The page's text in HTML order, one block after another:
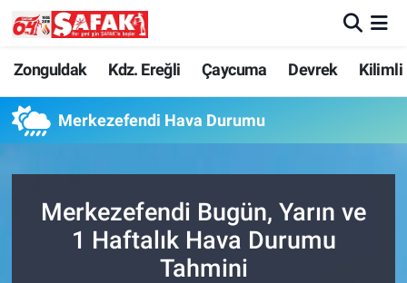
Zonguldak Kdz. Ereğli Çaycuma Devrek Kilimli
Merkezefendi Hava Durumu
Merkezefendi Bugün, Yarın ve
1 Haftalık Hava Durumu
Tahmini
Zonguldak
Kdz. Ereğli
Devrek
Kilimli
Zonguldak Nöbetçi Eczaneler
Zonguldak Hava Durumu
Zonguldak Trafik Yoğunluk Haritası
Süper Lig Puan Durumu ve Fikstür